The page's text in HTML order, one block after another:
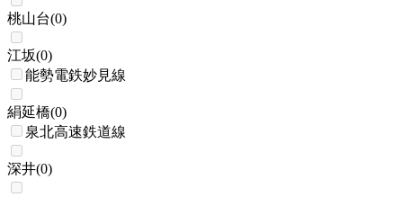
桃山台(0)
江坂(0)
能勢電鉄妙見線
絹延橋(0)
泉北高速鉄道線
深井(0)